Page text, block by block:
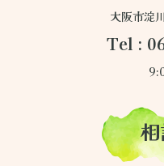
大阪市淀
Tel :